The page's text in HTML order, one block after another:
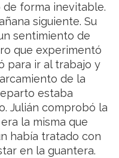
de forma inevitable.
siguiente. Su
sentimiento de
que experimentó
para ir al trabajo y
de la
estaba
Julián comprobó la
la misma que
había tratado con
en la guantera.